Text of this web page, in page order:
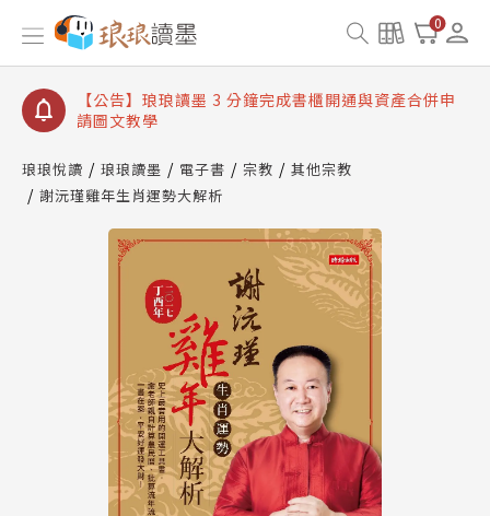
0
【公告】琅琅讀墨數位閱讀資產合併與書櫃開通申請
【公告】琅琅讀墨書櫃開通常見問題
【公告】琅琅讀墨 3 分鐘完成書櫃開通與資產合併申
請圖文教學
查詢
【公告】琅琅讀墨數位閱讀資產合併與書櫃開通申請
琅琅悅讀 琅琅讀墨 電子書 宗教
其他宗教
謝沅瑾雞年生肖運勢大解析